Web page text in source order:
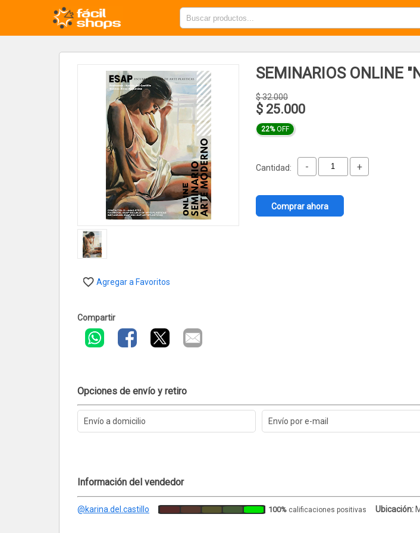
SEMINARIOS ONLINE
$32.000
$ 25.000
22%OFF
Cantidad: - +
Comprar ahora
Agregar a Favoritos
Compartir
Opciones de envío y retiro
Envío a domicilio Envío por e-mail
Información del vendedor
@karina.del.castillo 100% calificaciones positivas Ubicación: